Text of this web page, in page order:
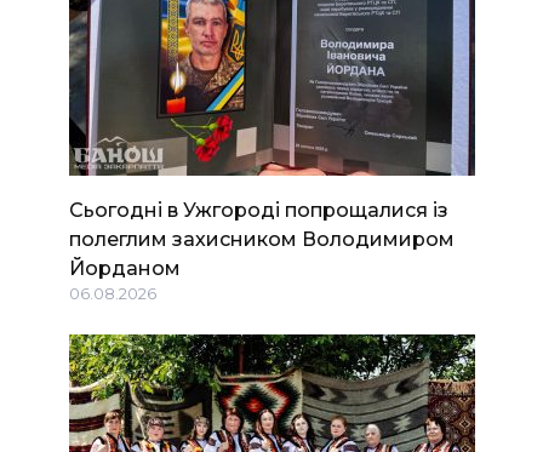
Сьогодні в Ужгороді попрощалися із
полеглим захисником Володимиром
Йорданом
06.08.2026